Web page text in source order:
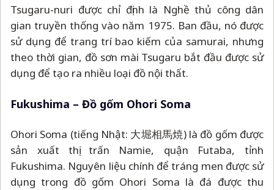
Tsugaru-nuri được chỉ định là Nghề thủ công dân
gian truyền thống vào năm 1975. Ban đầu, nó được
sử dụng để trang trí bao kiếm của samurai, nhưng
theo thời gian, đồ sơn mài Tsugaru bắt đầu được sử
dụng để tạo ra nhiều loại đồ nội thất.
Fukushima – Đồ gốm Ohori Soma
Ohori Soma (tiếng Nhật: 大堀相馬焼) là đồ gốm được
sản xuất thị trấn Namie, quận Futaba, tỉnh
Fukushima. Nguyên liệu chính để tráng men được sử
dụng trong đồ gốm Ohori Soma là đá được thu